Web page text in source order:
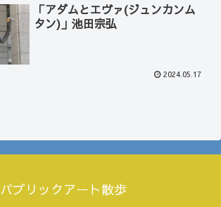
「アダムとエヴァ(ジュンカンム
タン)」池田宗弘
2024.05.17
パブリックアート散歩